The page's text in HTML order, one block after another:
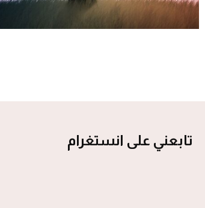
تابعني على انستغرام